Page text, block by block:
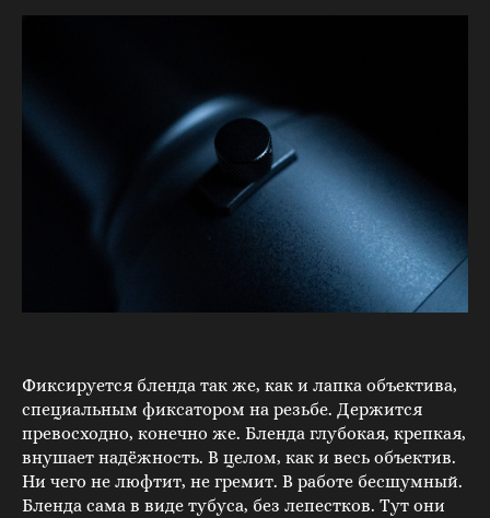
Фиксируется бленда так же, как и лапка объектива,
специальным фиксатором на резьбе. Держится
превосходно, конечно же. Бленда глубокая, крепкая,
внушает надёжность. В целом, как и весь объектив.
Ни чего не люфтит, не гремит. В работе бесшумный.
Бленда сама в виде тубуса, без лепестков. Тут они